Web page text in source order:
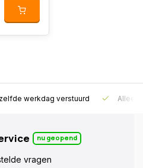
werkdag verstuurd Alleen
nu geopend
vragen